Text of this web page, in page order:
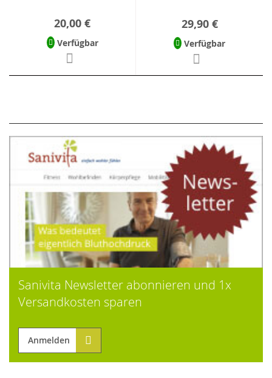
20,00 €
Verfügbar
29,90 €
Verfügbar
Sanivita Newsletter abonnieren und 1x
Versandkosten sparen
Anmelden